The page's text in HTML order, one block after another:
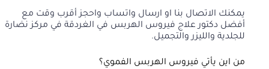
يمكنك الاتصال بنا او ارسال واتساب واحجز أقرب وقت مع
أفضل دكتور علاج فيروس الهربس في الغردقة في مركز نضارة
للجلدية والليزر والتجميل.
من اين يأتي فيروس الهربس الفموي؟